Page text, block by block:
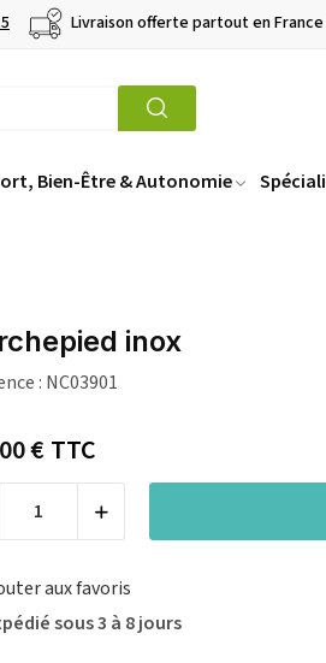
Livraison offerte partout en
Bien-Être & Autonomie
inox
: NC03901
€TTC
aux favoris
sous 3 à 8 jours